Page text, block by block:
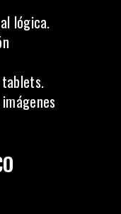
lógica.